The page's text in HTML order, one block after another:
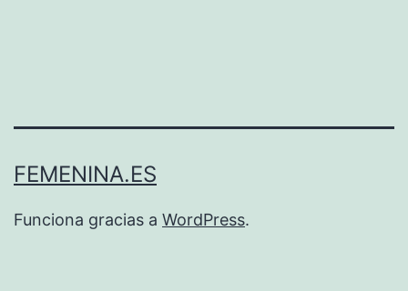
FEMENINA.ES
Funciona gracias a WordPress.